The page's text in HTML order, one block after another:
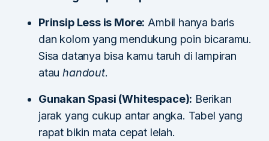
Prinsip Less is More: Ambil hanya baris
dan kolom yang mendukung poin bicaramu.
Sisa datanya bisa kamu taruh di lampiran
atauhandout.
Gunakan Spasi (Whitespace): Berikan
jarak yang cukup antar angka. Tabel yang
rapat bikin mata cepat lelah.